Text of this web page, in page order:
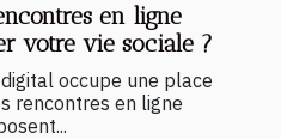
en ligne
votre vie sociale ?
occupe une place
rencontres en ligne